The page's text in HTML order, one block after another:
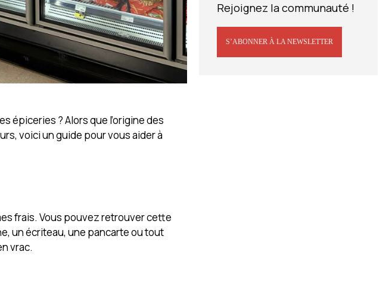
épiceries ? Alors que l’origine des
voici un guide pour vous aider à
frais. Vous pouvez retrouver cette
un écriteau, une pancarte ou tout
vrac.
Rejoignez la communauté !
S’ABONNER À LA NEWSLETTER